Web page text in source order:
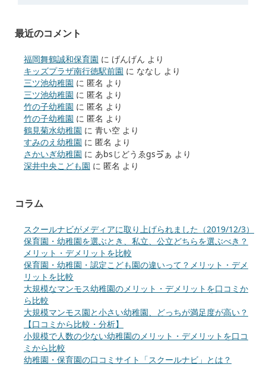
最近のコメント
福岡舞鶴誠和保育園 に げんげん より
キッズプラザ南行徳駅前園 に ななし より
三ツ池幼稚園 に 匿名 より
三ツ池幼稚園 に 匿名 より
竹の子幼稚園 に 匿名 より
竹の子幼稚園 に 匿名 より
鶴見菊水幼稚園 に 青い空 より
すみのえ幼稚園 に 匿名 より
さかいぎ幼稚園 に あbsじどうゑgsゔぁ より
深井中央こども園 に 匿名 より
コラム
スクールナビがメディアに取り上げられました（2019/12/3）
保育園・幼稚園を選ぶとき、私立、公立どちらを選ぶべき？
メリット・デメリットを比較
保育園・幼稚園・認定こども園の違いって？メリット・デメ
リットを比較
大規模なマンモス幼稚園のメリット・デメリットを口コミか
ら比較
大規模マンモス園と小さい幼稚園、どっちが満足度が高い？
【口コミから比較・分析】
小規模で人数の少ない幼稚園のメリット・デメリットを口コ
ミから比較
幼稚園・保育園の口コミサイト「スクールナビ」とは？